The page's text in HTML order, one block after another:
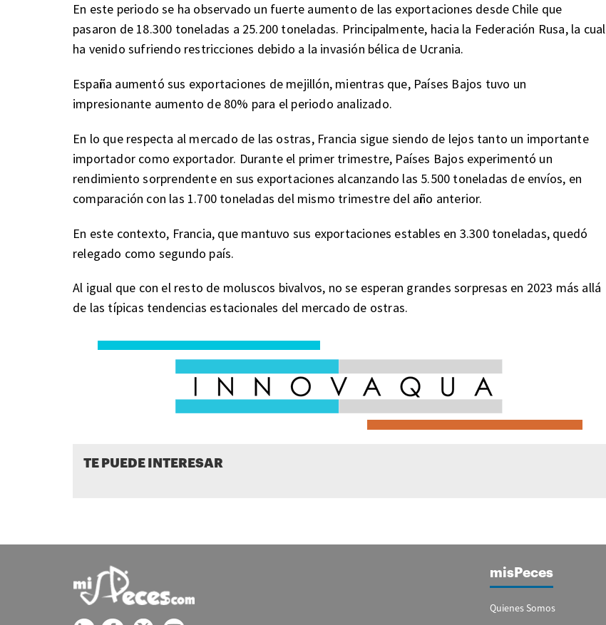
En este periodo se ha observado un fuerte aumento de las exportaciones desde Chile que
pasaron de 18.300 toneladas a 25.200 toneladas. Principalmente, hacia la Federación Rusa, la cual
ha venido sufriendo restricciones debido a la invasión bélica de Ucrania.
España aumentó sus exportaciones de mejillón, mientras que, Países Bajos tuvo un
impresionante aumento de 80% para el periodo analizado.
En lo que respecta al mercado de las ostras, Francia sigue siendo de lejos tanto un importante
importador como exportador. Durante el primer trimestre, Países Bajos experimentó un
rendimiento sorprendente en sus exportaciones alcanzando las 5.500 toneladas de envíos, en
comparación con las 1.700 toneladas del mismo trimestre del año anterior.
En este contexto, Francia, que mantuvo sus exportaciones estables en 3.300 toneladas, quedó
relegado como segundo país.
Al igual que con el resto de moluscos bivalvos, no se esperan grandes sorpresas en 2023 más allá
de las típicas tendencias estacionales del mercado de ostras.
TE PUEDE INTERESAR
misPeces
Quienes Somos